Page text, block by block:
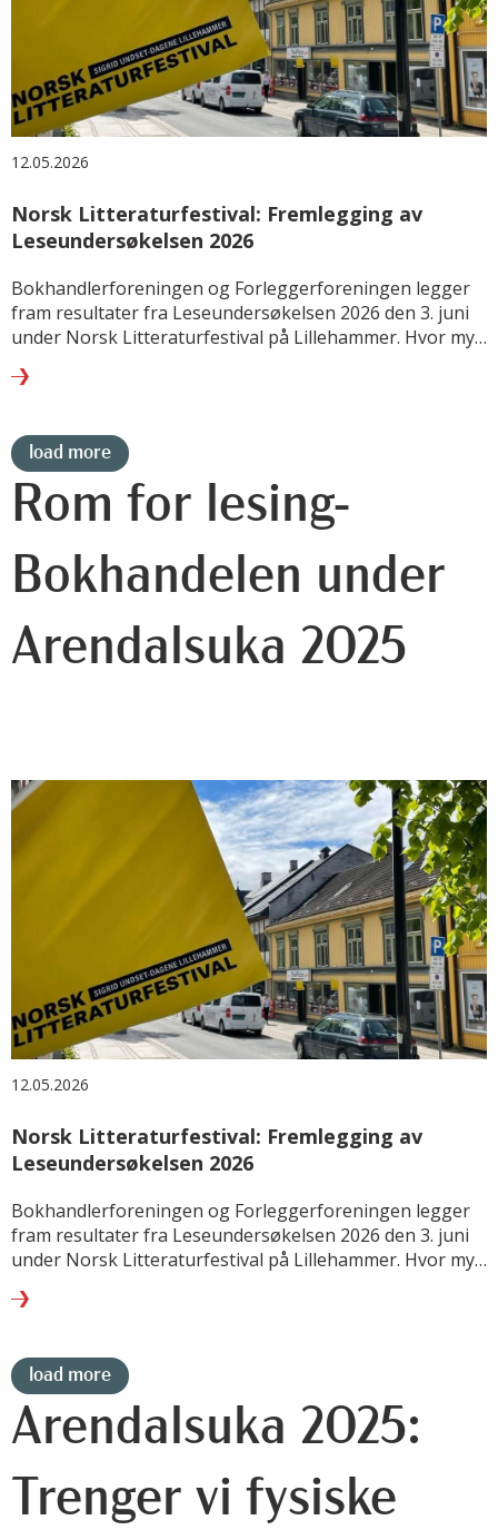
12.05.2026
Norsk Litteraturfestival: Fremlegging av
Leseundersøkelsen 2026
Bokhandlerforeningen og Forleggerforeningen legger
fram resultater fra Leseundersøkelsen 2026 den 3. juni
under Norsk Litteraturfestival på Lillehammer. Hvor mye
seg?
load more
Rom for lesing-
Bokhandelen under
Arendalsuka 2025
12.05.2026
Norsk Litteraturfestival: Fremlegging av
Leseundersøkelsen 2026
Bokhandlerforeningen og Forleggerforeningen legger
fram resultater fra Leseundersøkelsen 2026 den 3. juni
under Norsk Litteraturfestival på Lillehammer. Hvor mye
seg?
load more
Arendalsuka 2025:
Trenger vi fysiske